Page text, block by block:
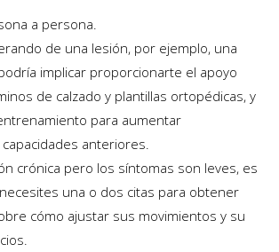
a persona.
de una lesión, por ejemplo, una
implicar proporcionarte el apoyo
de calzado y plantillas ortopédicas, y
para aumentar
anteriores.
crónica pero los síntomas son leves, es
una o dos citas para obtener
cómo ajustar sus movimientos y su